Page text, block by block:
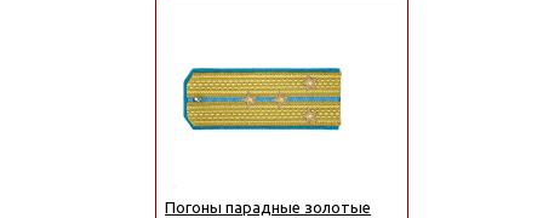
Погоны парадные золотые